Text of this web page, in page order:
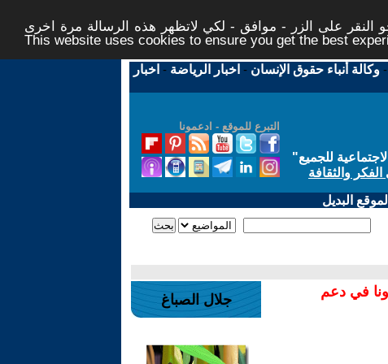
النقر على الزر - موافق - لكي لاتظهر هذه الرسالة مرة اخرى -
This website uses cookies to ensure you get the best
-وكالة أنباء حقوق الإنسان - اخبار الرياضة - اخبار
التبرع للموقع - ادعمونا
للجميع"
والثقافة
البديل
في دعم
جلال الصباغ